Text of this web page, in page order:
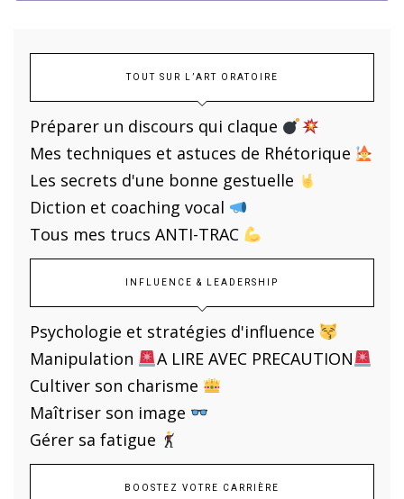
TOUT SUR L’ART ORATOIRE
Préparer un discours qui claque
Mes techniques et astuces de Rhétorique
Les secrets d'une bonne gestuelle
Diction et coaching vocal
Tous mes trucs ANTI-TRAC
INFLUENCE & LEADERSHIP
Psychologie et stratégies d'influence
Manipulation
A LIRE AVEC PRECAUTION
Cultiver son charisme
Maîtriser son image
Gérer sa fatigue
BOOSTEZ VOTRE CARRIÈRE